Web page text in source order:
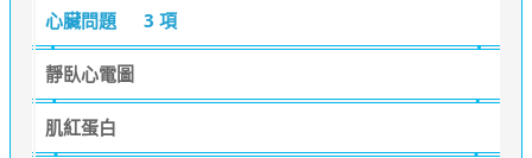
心臟問題 3 項
靜臥心電圖
肌紅蛋白